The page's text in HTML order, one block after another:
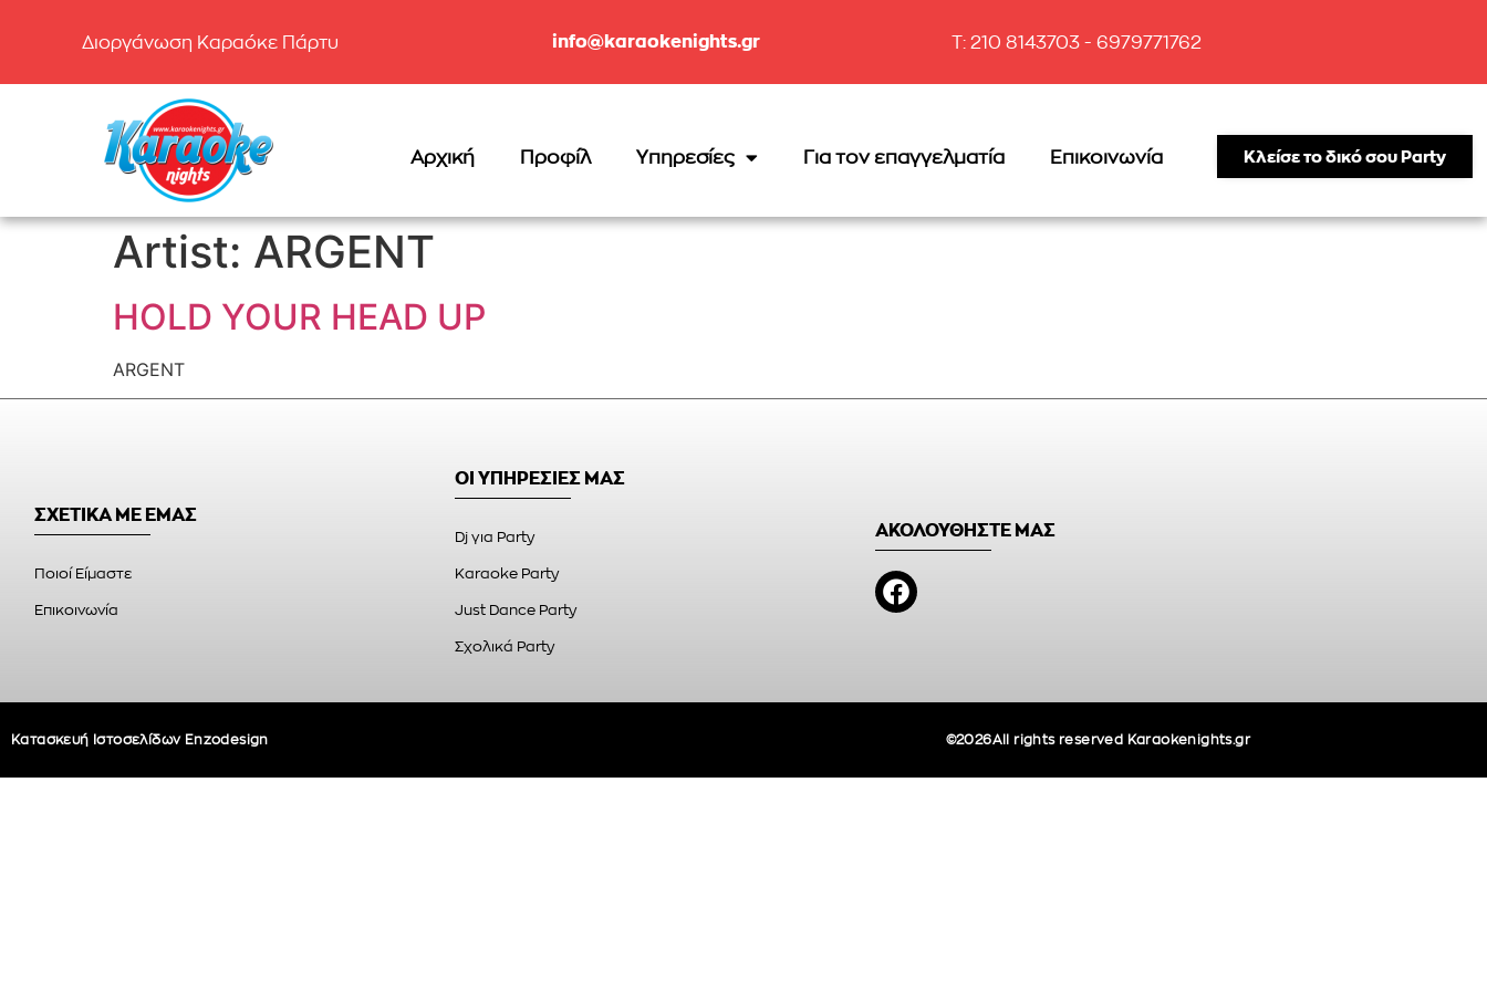
Διοργάνωση Καραόκε Πάρτυ info@karaokenights.gr T: 210 8143703 - 6979771762
Αρχική Προφίλ Υπηρεσίες Για τον επαγγελματία Επικοινωνία Κλείσε το δικό σου Party
Artist: ARGENT
HOLD YOUR HEAD UP
ARGENT
ΣΧΕΤΙΚΑ ΜΕ ΕΜΑΣ
Ποιοί Είμαστε
Επικοινωνία
ΟΙ ΥΠΗΡΕΣΙΕΣ ΜΑΣ
Dj για Party
Karaoke Party
Just Dance Party
Σχολικά Party
ΑΚΟΛΟΥΘΗΣΤΕ ΜΑΣ
Κατασκευή Ιστοσελίδων Enzodesign ©2026All rights reserved Karaokenights.gr